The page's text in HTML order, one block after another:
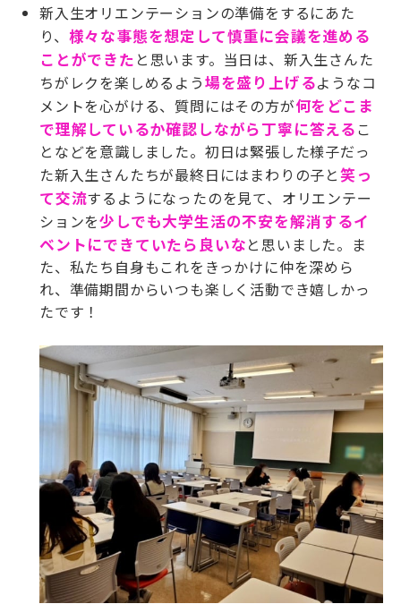
新入生オリエンテーションの準備をするにあた
り、 様々な事態を想定して慎重に会議を進める
ことができた と思います。当日は、新入生さんた
ちがレクを楽しめるよう場を盛り上げるようなコ
メントを心がける、質問にはその方が何をどこま
で理解しているか確認しながら丁寧に答える こ
となどを意識しました。初日は緊張した様子だっ
た新入生さんたちが最終日にはまわりの子と笑っ
て交流するようになったのを見て、オリエンテー
ションを少しでも大学生活の不安を解消するイ
ベントにできていたら良いなと思いました。 ま
た、私たち自身もこれをきっかけに仲を深めら
れ、準備期間からいつも楽しく活動でき嬉しかっ
たです！